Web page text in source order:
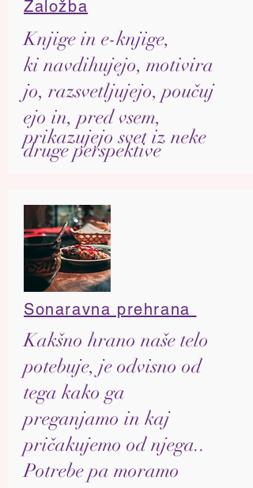
Založba
Knjige in e-knjige,
ki navdihujejo, motivira
jo, razsvetljujejo, poučuj
ejo in, pred vsem,
prikazujejo svet iz neke
druge perspektive
Sonaravna prehrana
Kakšno hrano naše telo
potebuje, je odvisno od
tega kako ga
preganjamo in kaj
pričakujemo od njega..
Potrebe pa moramo